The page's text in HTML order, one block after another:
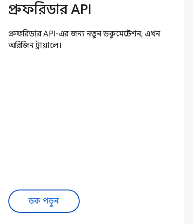
প্রুফরিডার API
প্রুফরিডার API-এর জন্য নতুন ডকুমেন্টেশন, এখন
অরিজিন ট্রায়ালে।
ডক পড়ুন